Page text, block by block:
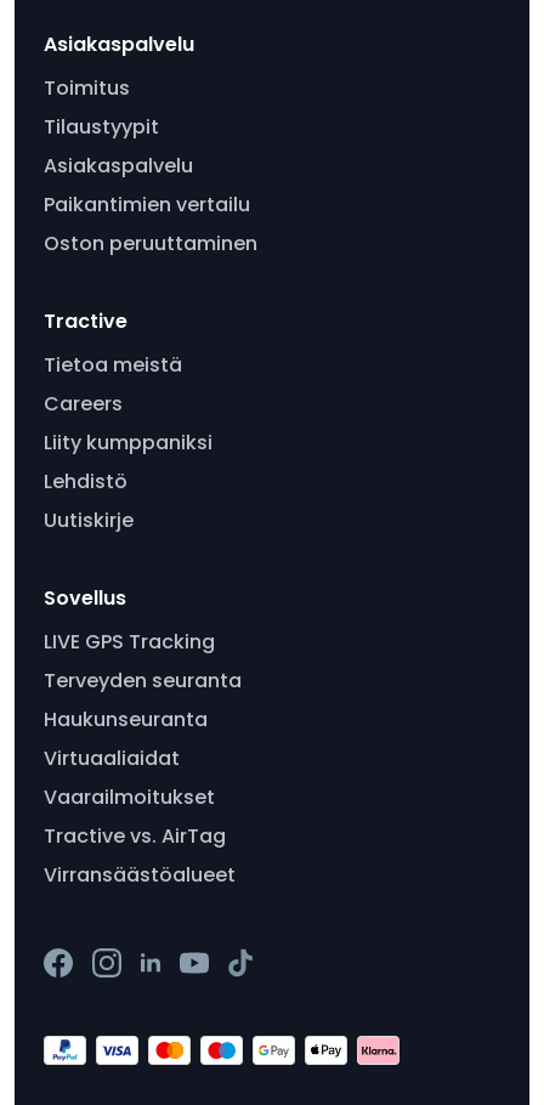
Asiakaspalvelu
Toimitus
Tilaustyypit
Asiakaspalvelu
Paikantimien vertailu
Oston peruuttaminen
Tractive
Tietoa meistä
Careers
Liity kumppaniksi
Lehdistö
Uutiskirje
Sovellus
LIVE GPS Tracking
Terveyden seuranta
Haukunseuranta
Virtuaaliaidat
Vaarailmoitukset
Tractive vs. AirTag
Virransäästöalueet